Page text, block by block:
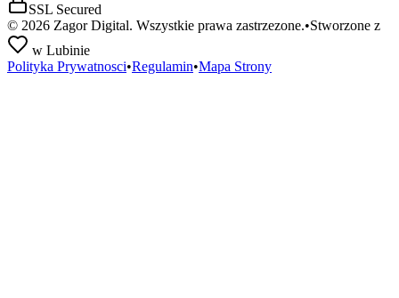
SSL Secured
© 2026 Zagor Digital. Wszystkie prawa zastrzezone.•Stworzone z
w Lubinie
Polityka Prywatnosci•Regulamin•Mapa Strony